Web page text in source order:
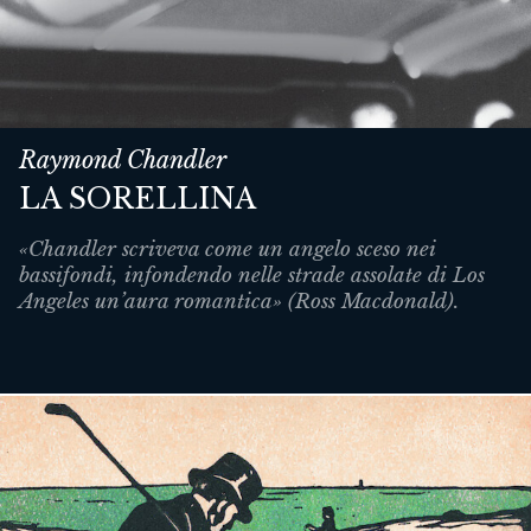
Raymond Chandler
LA SORELLINA
«Chandler scriveva come un angelo sceso nei
bassifondi, infondendo nelle strade assolate di Los
Angeles un’aura romantica» (Ross Macdonald).